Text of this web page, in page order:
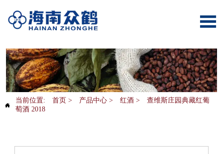


当前位置: 首页 > 产品中心> 红酒 >
查维斯庄园典藏红葡
萄酒 2018